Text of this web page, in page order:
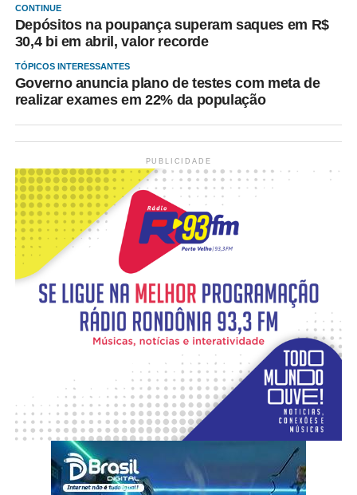
CONTINUE
Depósitos na poupança superam saques em R$
30,4 bi em abril, valor recorde
TÓPICOS INTERESSANTES
Governo anuncia plano de testes com meta de
realizar exames em 22% da população
PUBLICIDADE